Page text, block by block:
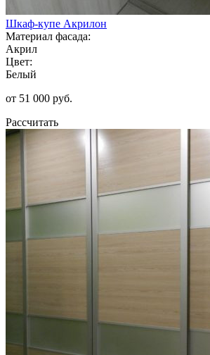
Шкаф-купе Акрилон
Материал фасада:
Акрил
Цвет:
Белый
от 51 000 руб.
Рассчитать